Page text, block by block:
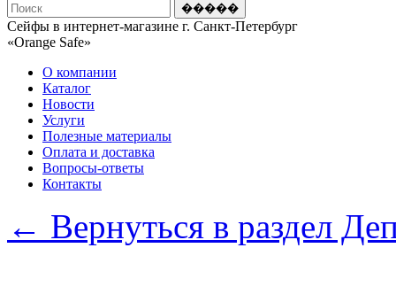
Сейфы в интернет-магазине г. Санкт-Петербург
«Оrange Safe»
О компании
Каталог
Новости
Услуги
Полезные материалы
Оплата и доставка
Вопросы-ответы
Контакты
← Вернуться в раздел